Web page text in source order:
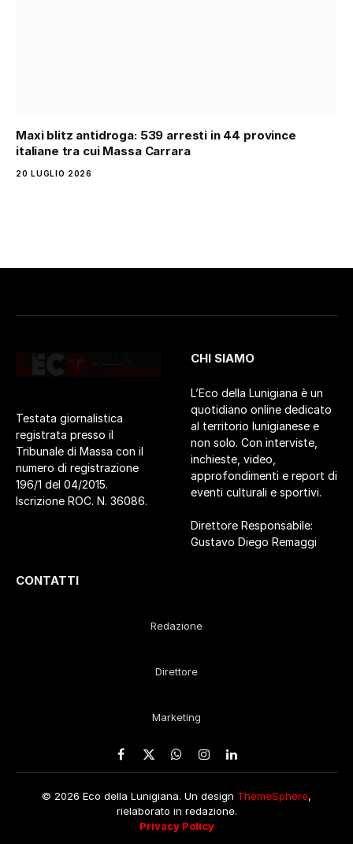
Maxi blitz antidroga: 539 arresti in 44 province
italiane tra cui Massa Carrara
20 LUGLIO 2026
Testata giornalistica
registrata presso il
Tribunale di Massa con il
numero di registrazione
196/1 del 04/2015.
Iscrizione ROC. N. 36086.
CHI SIAMO
L’Eco della Lunigiana è un
quotidiano online dedicato
al territorio lunigianese e
non solo. Con interviste,
inchieste, video,
approfondimenti e report di
eventi culturali e sportivi.
Direttore Responsabile:
Gustavo Diego Remaggi
CONTATTI
Redazione
Direttore
Marketing
Facebook
X
WhatsApp
Instagram
LinkedIn
© 2026 Eco della Lunigiana. Un design ThemeSphere,
rielaborato in redazione.
Privacy Policy